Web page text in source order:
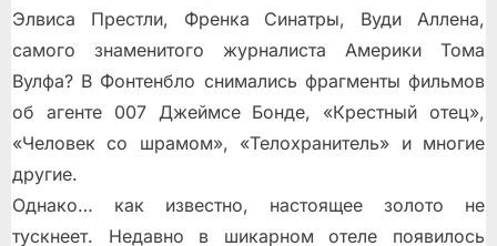
Элвиса Престли, Френка Синатры, Вуди Аллена,
самого знаменитого журналиста Америки Тома
Вулфа? В Фонтенбло снимались фрагменты фильмов
об агенте 007 Джеймсе Бонде, «Крестный отец»,
«Человек со шрамом», «Телохранитель» и многие
другие.
Однако… как известно, настоящее золото не
тускнеет. Недавно в шикарном отеле появилось